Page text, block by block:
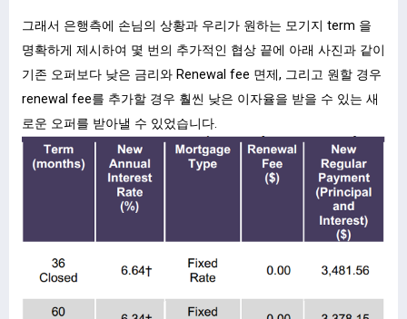
그래서 은행측에 손님의 상황과 우리가 원하는 모기지 term 을
명확하게 제시하여 몇 번의 추가적인 협상 끝에 아래 사진과 같이
기존 오퍼보다 낮은 금리와 Renewal fee 면제, 그리고 원할 경우
renewal fee를 추가할 경우 훨씬 낮은 이자율을 받을 수 있는 새
로운 오퍼를 받아낼 수 있었습니다.